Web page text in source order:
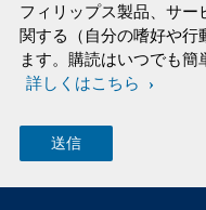
フィリップス製品、サー
関する（自分の嗜好や行
ます。購読はいつでも簡
詳しくはこちら